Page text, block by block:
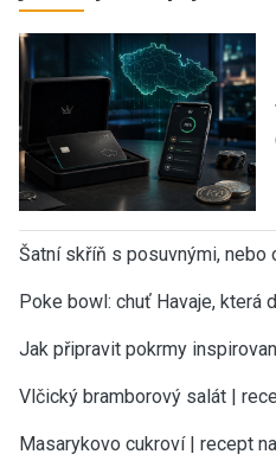
Šatní skříň s posuvnými, nebo
Poke bowl: chuť Havaje, která
Jak připravit pokrmy
Vlčický bramborový salát |
Masarykovo cukroví | recept